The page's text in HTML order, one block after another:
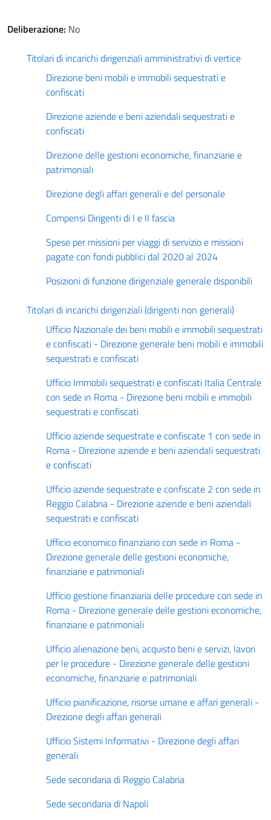
Deliberazione: No
Titolari di incarichi dirigenziali amministrativi di vertice
Direzione beni mobili e immobili sequestrati e
confiscati
Direzione aziende e beni aziendali sequestrati e
confiscati
Direzione delle gestioni economiche, finanziarie e
patrimoniali
Direzione degli affari generali e del personale
Compensi Dirigenti di I e II fascia
Spese per missioni per viaggi di servizio e missioni
pagate con fondi pubblici dal 2020 al 2024
Posizioni di funzione dirigenziale generale disponibili
Titolari di incarichi dirigenziali (dirigenti non generali)
Ufficio Nazionale dei beni mobili e immobili sequestrati
e confiscati - Direzione generale beni mobili e immobili
sequestrati e confiscati
Ufficio Immobili sequestrati e confiscati Italia Centrale
con sede in Roma - Direzione beni mobili e immobili
sequestrati e confiscati
Ufficio aziende sequestrate e confiscate 1 con sede in
Roma - Direzione aziende e beni aziendali sequestrati
e confiscati
Ufficio aziende sequestrate e confiscate 2 con sede in
Reggio Calabria - Direzione aziende e beni aziendali
sequestrati e confiscati
Ufficio economico finanziario con sede in Roma -
Direzione generale delle gestioni economiche,
finanziarie e patrimoniali
Ufficio gestione finanziaria delle procedure con sede in
Roma - Direzione generale delle gestioni economiche,
finanziarie e patrimoniali
Ufficio alienazione beni, acquisto beni e servizi, lavori
per le procedure - Direzione generale delle gestioni
economiche, finanziarie e patrimoniali
Ufficio pianificazione, risorse umane e affari generali -
Direzione degli affari generali
Ufficio Sistemi Informativi - Direzione degli affari
generali
Sede secondaria di Reggio Calabria
Sede secondaria di Napoli